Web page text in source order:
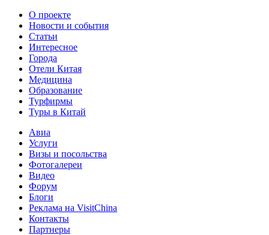
О проекте
Новости и события
Статьи
Интересное
Города
Отели Китая
Медицина
Образование
Турфирмы
Туры в Китай
Авиа
Услуги
Визы и посольства
Фотогалереи
Видео
Форум
Блоги
Реклама на VisitChina
Контакты
Партнеры